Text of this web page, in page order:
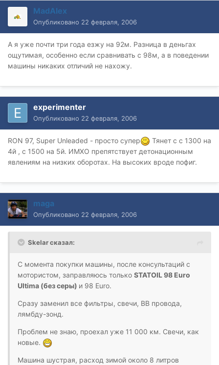
MadAlex
Опубликовано 22 февраля, 2006
А я уже почти три года езжу на 92м. Разница в деньгах
ощутимая, особенно если сравнивать с 98м, а в поведении
машины никаких отличий не нахожу.
experimenter
Опубликовано 22 февраля, 2006
RON 97, Super Unleaded - просто супер
Тянет с с 1300 на
4й , с 1500 на 5й. ИМХО препятствует детонационным
явлениям на низких оборотах. На высоких вроде пофиг.
maga
Опубликовано 22 февраля, 2006
Skelar сказал:
С момента покупки машины, после консультаций с
мотористом, заправляюсь только STATOIL 98 Euro
Ultima (без серы) и 98 Euro.
Сразу заменил все фильтры, свечи, ВВ провода,
лямбду-зонд.
Проблем не знаю, проехал уже 11 000 км. Свечи, как
новые.
Машина шустрая, расход зимой около 8 литров